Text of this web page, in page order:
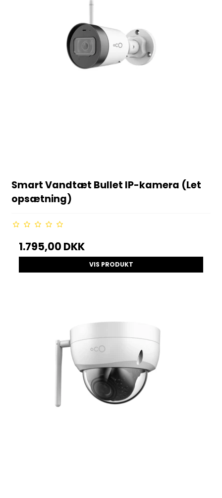
Smart Vandtæt Bullet IP-kamera (Let
opsætning)
1.795,00 DKK
VIS PRODUKT